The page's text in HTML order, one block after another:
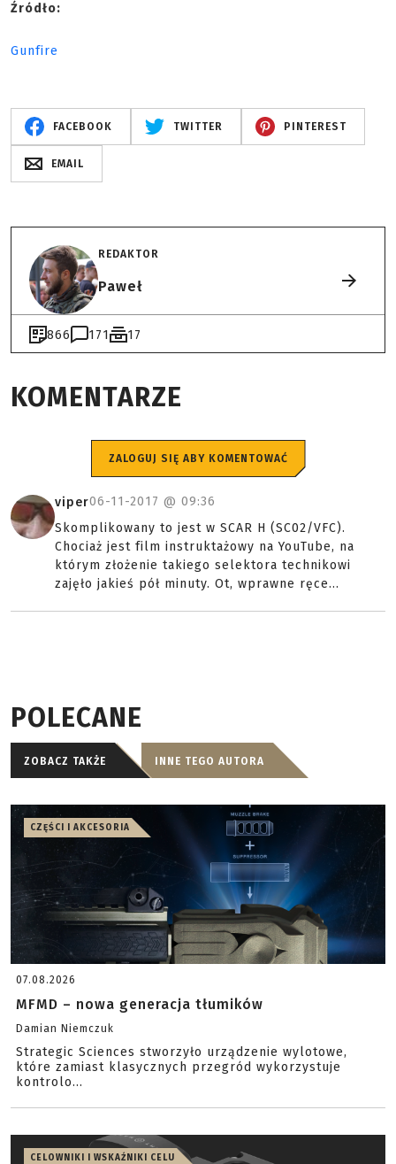
Źródło:
Gunfire
FACEBOOK TWITTER PINTEREST
EMAIL
REDAKTOR
Paweł
866 171 17
KOMENTARZE
ZALOGUJ SIĘ ABY KOMENTOWAĆ
viper06-11-2017 @ 09:36
Skomplikowany to jest w SCAR H (SC02/VFC).
Chociaż jest film instruktażowy na YouTube, na
którym złożenie takiego selektora technikowi
zajęło jakieś pół minuty. Ot, wprawne ręce...
POLECANE
ZOBACZ TAKŻE INNE TEGO AUTORA
CZĘŚCI I AKCESORIA
07.08.2026
MFMD – nowa generacja tłumików
Damian Niemczuk
Strategic Sciences stworzyło urządzenie wylotowe,
które zamiast klasycznych przegród wykorzystuje
kontrolo...
CELOWNIKI I WSKAŹNIKI CELU